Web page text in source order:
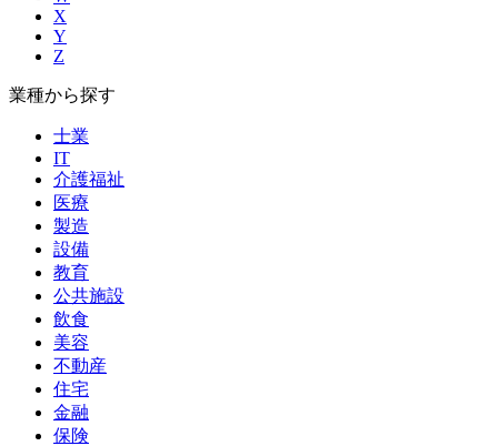
X
Y
Z
業種から探す
士業
IT
介護福祉
医療
製造
設備
教育
公共施設
飲食
美容
不動産
住宅
金融
保険